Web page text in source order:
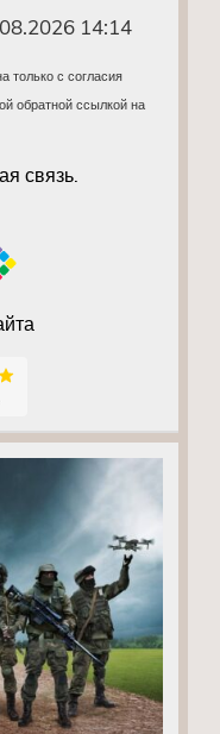
14:14
только с согласия
обратной ссылкой на
связь.